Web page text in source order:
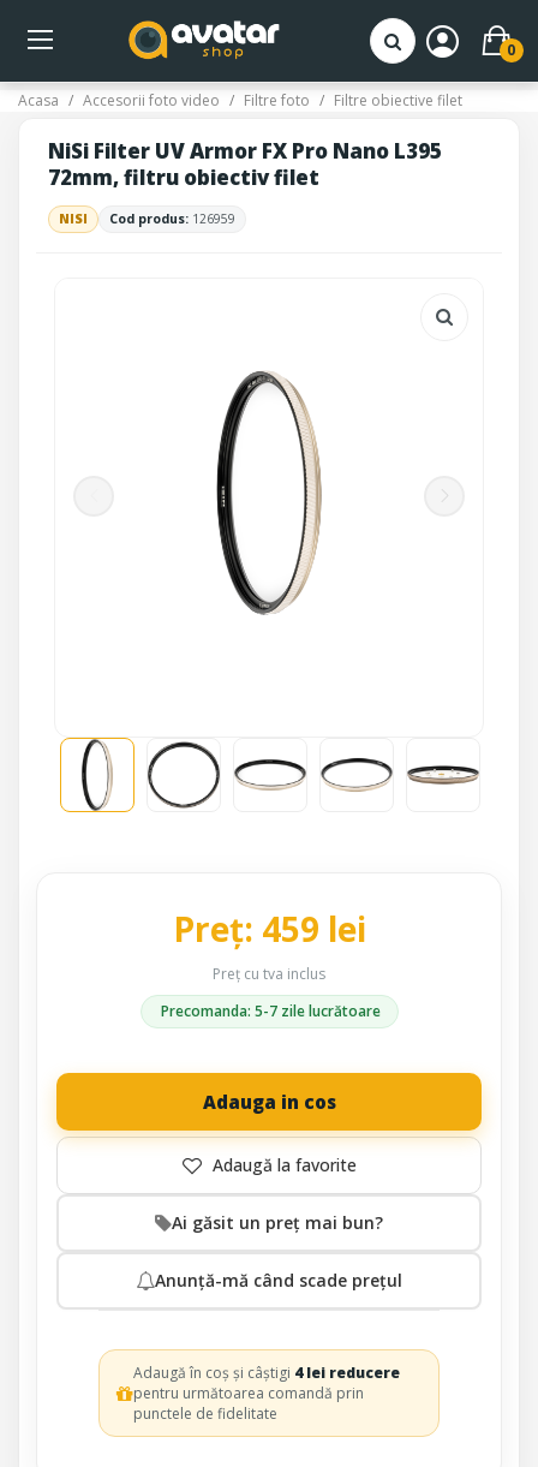
0
Acasa Accesorii foto video Filtre foto Filtre obiective filet
NiSi Filter UV Armor FX Pro Nano L395
72mm, filtru obiectiv filet
NISI Cod produs: 126959
Preț: 459 lei
Preț cu tva inclus
Precomanda: 5-7 zile lucrătoare
Adauga in cos
Ai găsit un preț mai bun?
Anunță-mă când scade prețul
Adaugă în coș și câștigi 4 lei reducere
pentru următoarea comandă prin
punctele de fidelitate